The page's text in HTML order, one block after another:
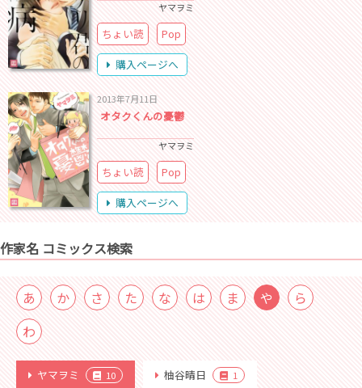
ヤマヲミ
ちょい読
Pop
購入ページへ
2013年7月11日
オタクくんの憂鬱
ヤマヲミ
ちょい読
Pop
購入ページへ
作家名 コミックス検索
あ か さ た な は ま や
ら
わ
ヤマヲミ 10 柚谷晴日 1